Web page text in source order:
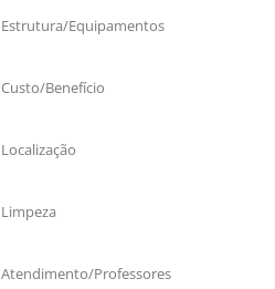
Estrutura/Equipamentos
Custo/Benefício
Localização
Limpeza
Atendimento/Professores